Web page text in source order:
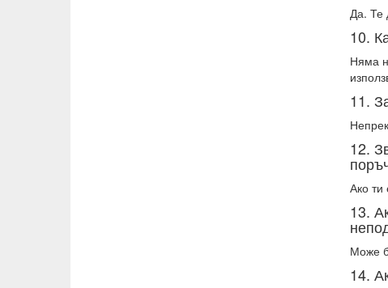
Да. Те
10.
Няма
11.
12.
Ако ти
13.
Може
14.